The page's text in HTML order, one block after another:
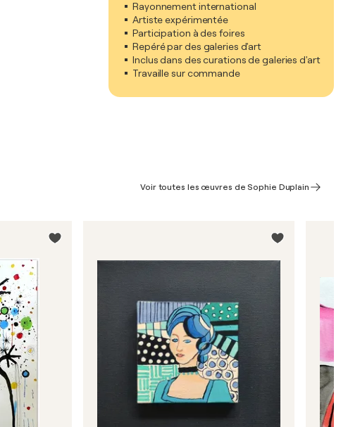
Rayonnement international
Artiste expérimentée
Participation à des foires
Repéré par des galeries d'art
Inclus dans des curations de galeries d'art
Travaille sur commande
Voir toutes les œuvres de Sophie Duplain